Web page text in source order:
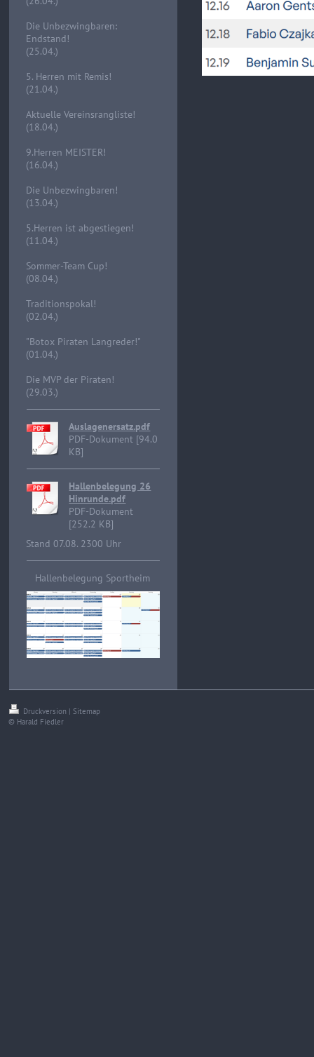
Die Unbezwingbaren:
Endstand!
(25.04.)
5. Herren mit Remis!
(21.04.)
Aktuelle Vereinsrangliste!
(18.04.)
9.Herren MEISTER!
(16.04.)
Die Unbezwingbaren!
(13.04.)
5.Herren ist abgestiegen!
(11.04.)
Sommer-Team Cup!
(08.04.)
Traditionspokal!
(02.04.)
"Botox Piraten Langreder!"
(01.04.)
Die MVP der Piraten!
(29.03.)
Auslagenersatz.pdf
PDF-Dokument [94.0
KB]
Hallenbelegung 26
Hinrunde.pdf
PDF-Dokument
[252.2 KB]
Stand 07.08. 2300 Uhr
Hallenbelegung Sportheim
Druckversion | Sitemap
© Harald Fiedler